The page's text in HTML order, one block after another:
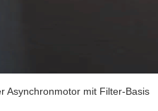
Asynchronmotor mit Filter-Basis